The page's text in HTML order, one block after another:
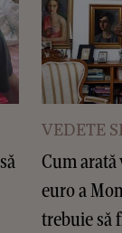
VEDETE
Cum arată
euro a
trebuie să